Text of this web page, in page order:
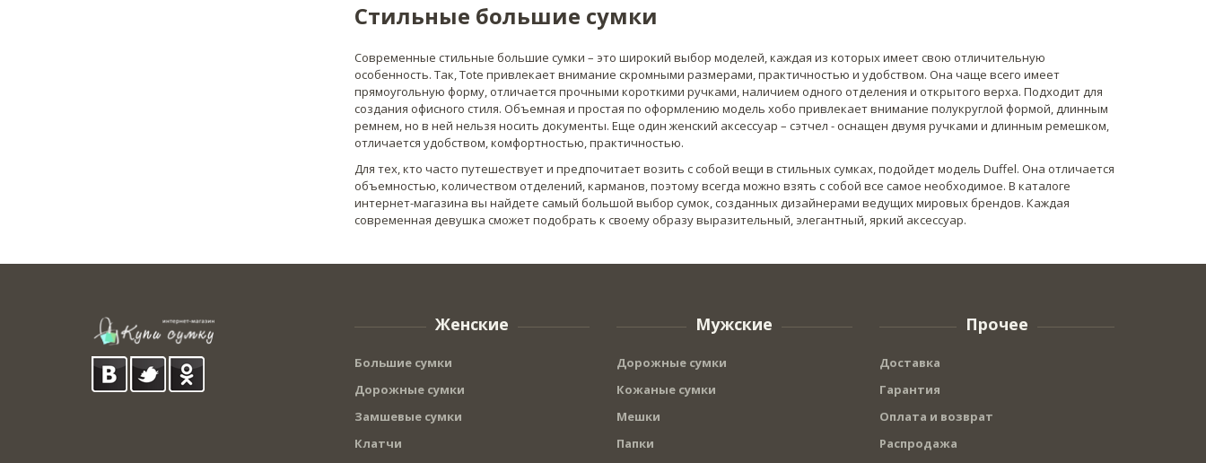
Стильные большие сумки
Современные стильные большие сумки – это широкий выбор моделей, каждая из которых имеет свою отличительную
особенность. Так, Tote привлекает внимание скромными размерами, практичностью и удобством. Она чаще всего имеет
прямоугольную форму, отличается прочными короткими ручками, наличием одного отделения и открытого верха. Подходит для
создания офисного стиля. Объемная и простая по оформлению модель хобо привлекает внимание полукруглой формой, длинным
ремнем, но в ней нельзя носить документы. Еще один женский аксессуар – сэтчел - оснащен двумя ручками и длинным ремешком,
отличается удобством, комфортностью, практичностью.
Для тех, кто часто путешествует и предпочитает возить с собой вещи в стильных сумках, подойдет модель Duffel. Она отличается
объемностью, количеством отделений, карманов, поэтому всегда можно взять с собой все самое необходимое. В каталоге
интернет-магазина вы найдете самый большой выбор сумок, созданных дизайнерами ведущих мировых брендов. Каждая
современная девушка сможет подобрать к своему образу выразительный, элегантный, яркий аксессуар.
Женские
Большие сумки
Дорожные сумки
Замшевые сумки
Клатчи
Мужские
Дорожные сумки
Кожаные сумки
Мешки
Папки
Прочее
Доставка
Гарантия
Оплата и возврат
Распродажа